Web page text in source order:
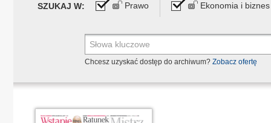
SZUKAJ W: Prawo Ekonomia i biznes
Chcesz uzyskać dostęp do archiwum? Zobacz ofertę